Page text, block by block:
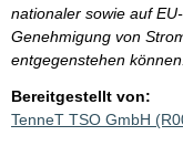
nationaler sowie auf
Genehmigung von
entgegenstehen können.
Bereitgestellt von:
TenneT TSO GmbH